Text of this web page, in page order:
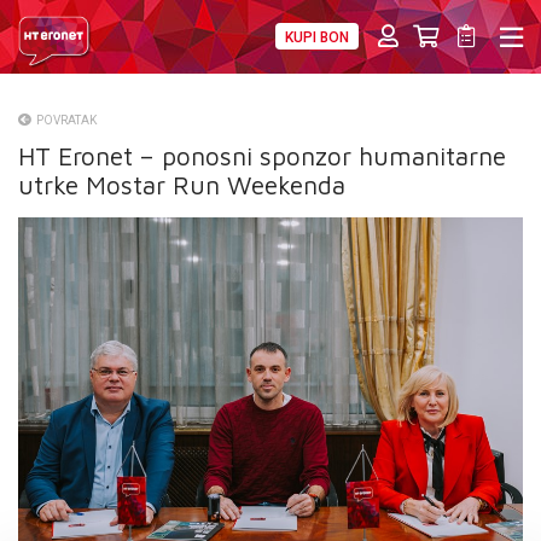
KUPI BON
O NAMA
NATJEČAJI
VELEPRODAJA
KONTAKTI
MOJ PROFIL
E-RAČUN
POVRATAK
HT Eronet – ponosni sponzor humanitarne
utrke Mostar Run Weekenda